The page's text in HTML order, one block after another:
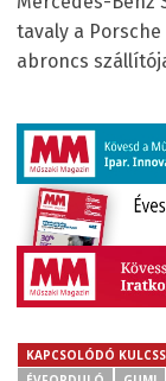
tavaly a
abroncs
KAPCSOLÓDÓ